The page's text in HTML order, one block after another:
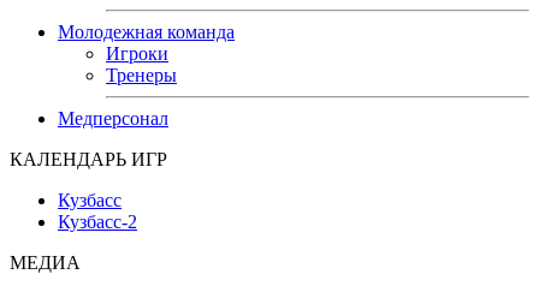
Молодежная команда
Игроки
Тренеры
Медперсонал
КАЛЕНДАРЬ ИГР
Кузбасс
Кузбасс-2
МЕДИА